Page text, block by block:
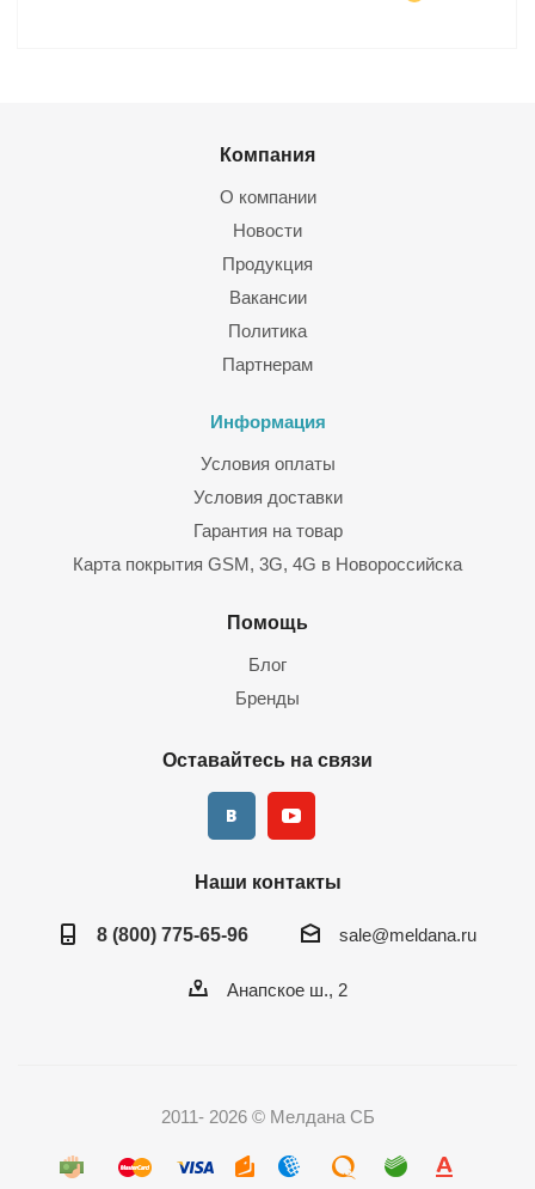
Компания
О компании
Новости
Продукция
Вакансии
Политика
Партнерам
Информация
Условия оплаты
Условия доставки
Гарантия на товар
Карта покрытия GSM, 3G, 4G в Новороссийска
Помощь
Блог
Бренды
Оставайтесь на связи
Наши контакты
8 (800) 775-65-96 sale@meldana.ru
Анапское ш., 2
2011- 2026 © Мелдана СБ